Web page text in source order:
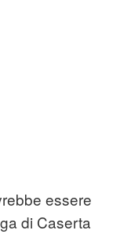
essere
di Caserta